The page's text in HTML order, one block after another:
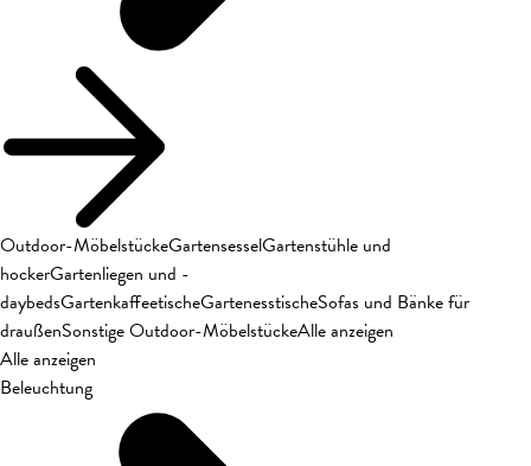
Outdoor-MöbelstückeGartensesselGartenstühle und
hockerGartenliegen und -
daybedsGartenkaffeetischeGartenesstischeSofas und Bänke für
draußenSonstige Outdoor-MöbelstückeAlle anzeigen
Alle anzeigen
Beleuchtung